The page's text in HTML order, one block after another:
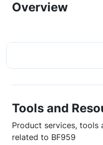
Overview
Tools and
Product services, tools
related to BF959